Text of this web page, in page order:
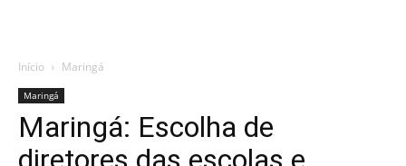
Início Maringá
Maringá
Maringá: Escolha de